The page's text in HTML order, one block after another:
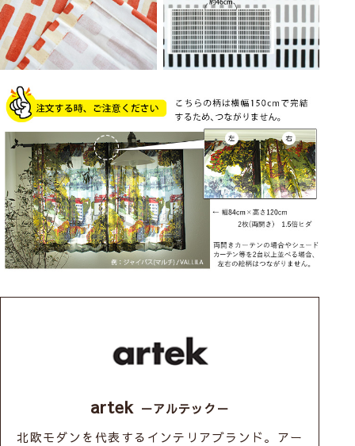
artek －アルテック－
北欧モダンを代表するインテリアブランド。アー